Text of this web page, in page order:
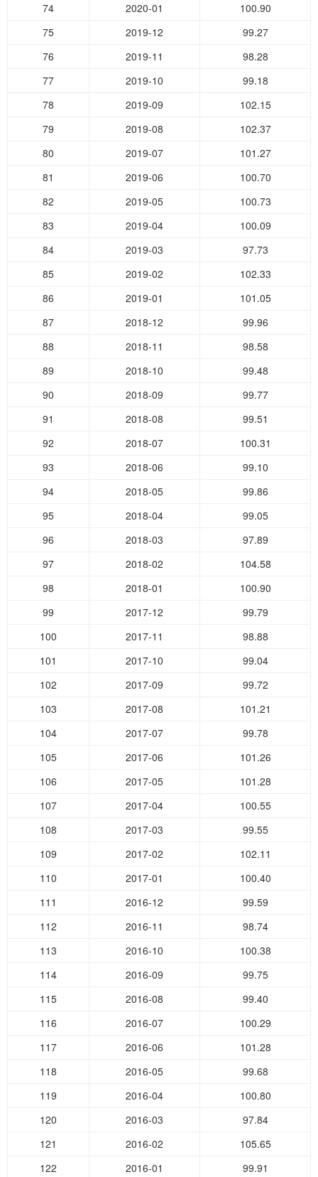
74
2020-01
100.90
75
2019-12
99.27
76
2019-11
98.28
77
2019-10
99.18
78
2019-09
102.15
79
2019-08
102.37
80
2019-07
101.27
81
2019-06
100.70
82
2019-05
100.73
83
2019-04
100.09
84
2019-03
97.73
85
2019-02
102.33
86
2019-01
101.05
87
2018-12
99.96
88
2018-11
98.58
89
2018-10
99.48
90
2018-09
99.77
91
2018-08
99.51
92
2018-07
100.31
93
2018-06
99.10
94
2018-05
99.86
95
2018-04
99.05
96
2018-03
97.89
97
2018-02
104.58
98
2018-01
100.90
99
2017-12
99.79
100
2017-11
98.88
101
2017-10
99.04
102
2017-09
99.72
103
2017-08
101.21
104
2017-07
99.78
105
2017-06
101.26
106
2017-05
101.28
107
2017-04
100.55
108
2017-03
99.55
109
2017-02
102.11
110
2017-01
100.40
111
2016-12
99.59
112
2016-11
98.74
113
2016-10
100.38
114
2016-09
99.75
115
2016-08
99.40
116
2016-07
100.29
117
2016-06
101.28
118
2016-05
99.68
119
2016-04
100.80
120
2016-03
97.84
121
2016-02
105.65
122
2016-01 99.91